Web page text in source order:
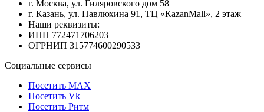
г. Москва, ул. Гиляровского дом 58
г. Казань, ул. Павлюхина 91, ТЦ «КazanMall», 2 этаж
Наши реквизиты:
ИНН 772471706203
ОГРНИП 315774600290533
Социальные сервисы
Посетить MAX
Посетить Vk
Посетить Ритм